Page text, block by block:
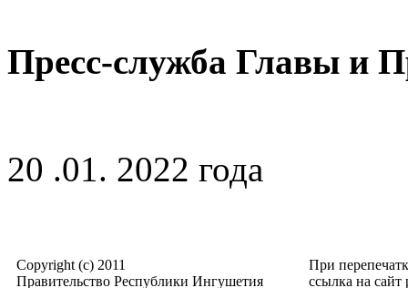
Пресс-служба Главы и
20 .01. 2022 года
Copyright (c) 2011
Правительство Республики Ингушетия
При
ссылка на сайт